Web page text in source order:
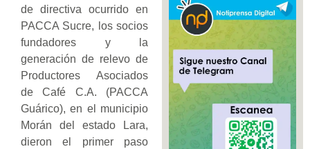
de directiva ocurrido en
PACCA Sucre, los socios
fundadores y la
generación de relevo de
Productores Asociados
de Café C.A. (PACCA
Guárico), en el municipio
Morán del estado Lara,
dieron el primer paso